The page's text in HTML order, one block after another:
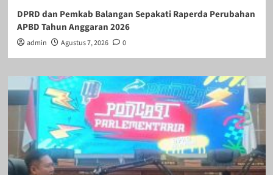
DPRD dan Pemkab Balangan Sepakati Raperda Perubahan
APBD Tahun Anggaran 2026
admin Agustus 7, 2026 0